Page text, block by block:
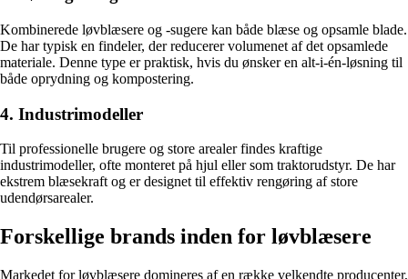
Kombinerede løvblæsere og -sugere kan både blæse og opsamle blade.
De har typisk en findeler, der reducerer volumenet af det opsamlede
materiale. Denne type er praktisk, hvis du ønsker en alt-i-én-løsning til
både oprydning og kompostering.
4. Industrimodeller
Til professionelle brugere og store arealer findes kraftige
industrimodeller, ofte monteret på hjul eller som traktorudstyr. De har
ekstrem blæsekraft og er designet til effektiv rengøring af store
udendørsarealer.
Forskellige brands inden for løvblæsere
Markedet for løvblæsere domineres af en række velkendte producenter,